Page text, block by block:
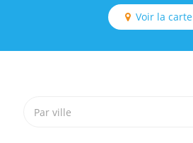
Voir la carte
Par ville